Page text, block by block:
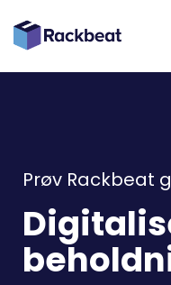
Prøv Rackbeat